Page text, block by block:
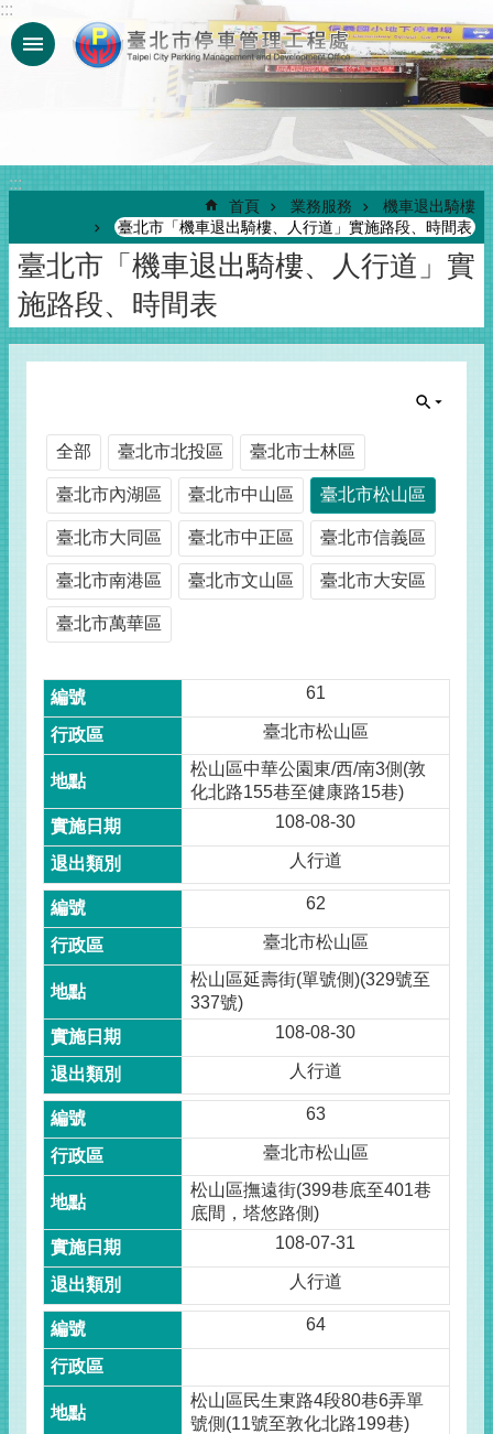
跳到主要內容區塊
:::
:::
首頁 業務服務
機車退出騎樓
臺北市「機車退出騎樓、人行道」實施路段、時間表
臺北市「機車退出騎樓、人行道」實
施路段、時間表
全部 臺北市北投區 臺北市士林區
臺北市內湖區 臺北市中山區 臺北市松山區
臺北市大同區 臺北市中正區 臺北市信義區
臺北市南港區 臺北市文山區 臺北市大安區
臺北市萬華區
61
臺北市松山區
松山區中華公園東/西/南3側(敦
化北路155巷至健康路15巷)
108-08-30
人行道
62
臺北市松山區
松山區延壽街(單號側)(329號至
337號)
108-08-30
人行道
63
臺北市松山區
松山區撫遠街(399巷底至401巷
底間，塔悠路側)
108-07-31
人行道
64
松山區民生東路4段80巷6弄單
號側(11號至敦化北路199巷)